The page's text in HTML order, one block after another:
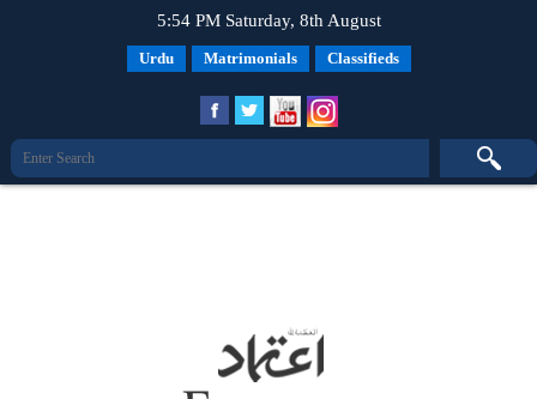
5:54 PM Saturday, 8th August
Urdu Matrimonials Classifieds